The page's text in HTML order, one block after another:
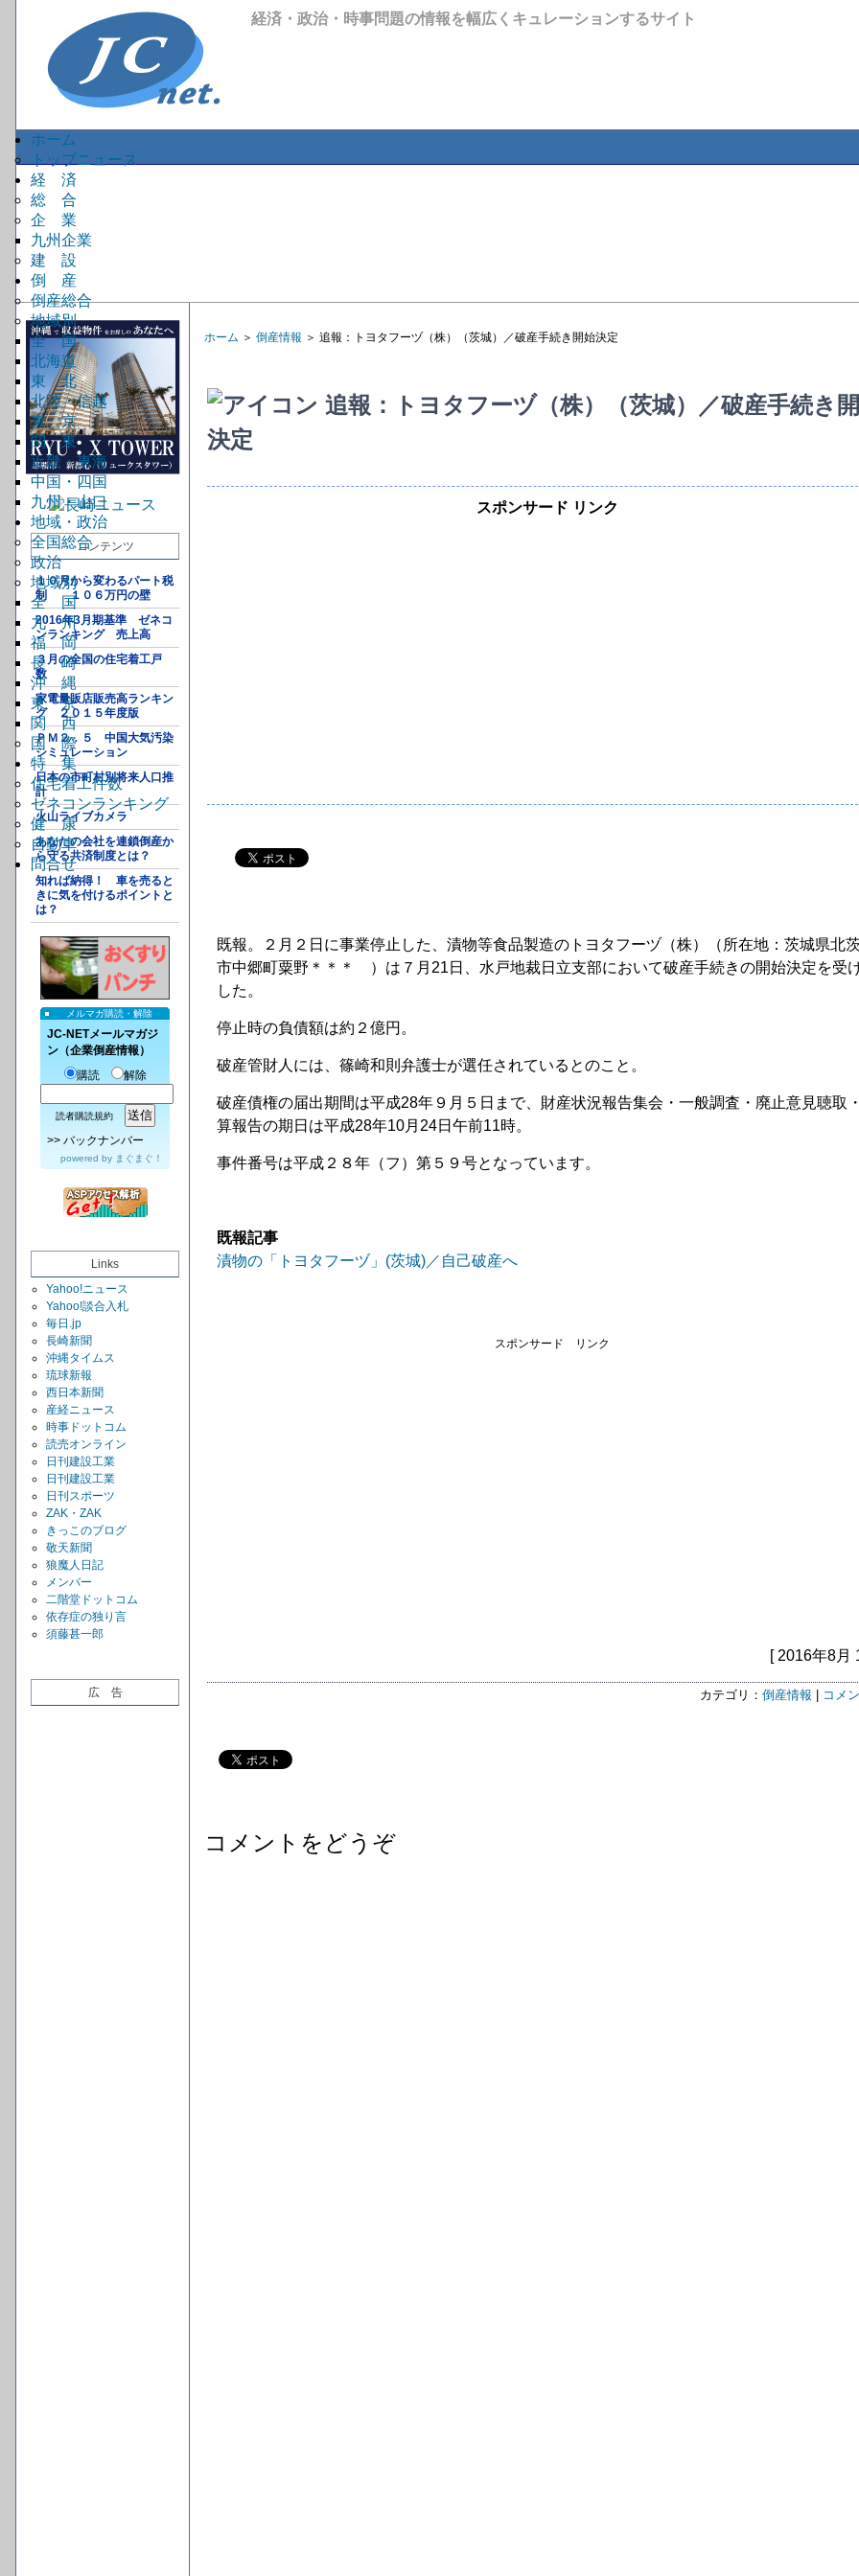
経済・政治・時事問題の情報を幅広くキュレーションするサイト
ホーム
トップニュース
経 済
総 合
企 業
九州企業
建 設
倒 産
倒産総合
地域別
全 国
北海道
東 北
北陸・信越
東 京
関 東
近畿・東海
中国・四国
九州・山口
地域・政治
全国総合
政治
地域別
全 国
九 州
福 岡
長 崎
沖 縄
東 京
関 西
国 際
特 集
住宅着工件数
ゼネコンランキング
健 康
自動車
問合せ
コンテンツ
１０月から変わるパート税
制 １０６万円の壁
2016年3月期基準 ゼネコ
ンランキング 売上高
３月の全国の住宅着工戸
数
家電量販店販売高ランキン
グ ２０１５年度版
ＰＭ２．５ 中国大気汚染
シミュレーション
日本の市町村別将来人口推
計
火山ライブカメラ
あなたの会社を連鎖倒産か
ら守る共済制度とは？
知れば納得！ 車を売ると
きに気を付けるポイントと
は？
メルマガ購読・解除
JC-NETメールマガジ
ン（企業倒産情報）
購読
解除
読者購読規約
>> バックナンバー
powered by まぐまぐ！
Links
Yahoo!ニュース
Yahoo!談合入札
毎日.jp
長崎新聞
沖縄タイムス
琉球新報
西日本新聞
産経ニュース
時事ドットコム
読売オンライン
日刊建設工業
日刊建設工業
日刊スポーツ
ZAK・ZAK
きっこのブログ
敬天新聞
狼魔人日記
メンバー
二階堂ドットコム
依存症の独り言
須藤甚一郎
広 告
ホーム ＞ 倒産情報 ＞ 追報：トヨタフーヅ（株）（茨城）／破産手続き開始決定
追報：トヨタフーヅ（株）（茨城）／破産手続き
決定
スポンサード リンク
既報。２月２日に事業停止した、漬物等食品製造のトヨタフーヅ（株）（所在地：茨城県北
市中郷町粟野＊＊＊ ）は７月21日、水戸地裁日立支部において破産手続きの開始決定を受
した。
停止時の負債額は約２億円。
破産管財人には、篠崎和則弁護士が選任されているとのこと。
破産債権の届出期間は平成28年９月５日まで、財産状況報告集会・一般調査・廃止意見聴取
算報告の期日は平成28年10月24日午前11時。
事件番号は平成２８年（フ）第５９号となっています。
既報記事
漬物の「トヨタフーヅ」(茨城)／自己破産へ
スポンサード リンク
[ 2016年8月
カテゴリ： 倒産情報 コメ
コメントをどうぞ